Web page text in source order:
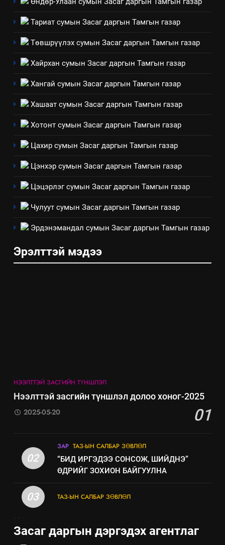
“Шинэтгэлээр түүчээлсэн
зохион байгуулах арга
хэмжээний төлөвлөгөө
6
Санхүүгийн тайланд хийсэн
аудитын дүгнэлт
7
байгаа хууль тогтоомж
ИЛ ТОД БАЙДАЛ
8
Мэдээлэл хариуцагчийн
үйлдвэрлэл, үйлчилгээ,
технологийн хүн, мал, амьтны
эрүүл мэнд, байгаль орчинд
ИЛ ТОД БАЙДАЛ
Тариат сумын Засаг даргын Тамгын газар
Төвшрүүлэх сумын Засаг даргын Тамгын газар
Хайрхан сумын Засаг даргын Тамгын газар
Хангай сумын Засаг даргын Тамгын газар
Хашаат сумын Засаг даргын Тамгын газар
Хотонт сумын Засаг даргын Тамгын газар
Цахир сумын Засаг даргын Тамгын газар
Цэнхэр сумын Засаг даргын Тамгын газар
Цэцэрлэг сумын Засаг даргын Тамгын газар
Чулуут сумын Засаг даргын Тамгын газар
Эрдэнэмандал сумын Засаг даргын Тамгын газар
Эрэлттэй мэдээ
НЭЭЛТТЭЙ ЗАСГИЙН ТҮНШЛЭЛ
Нээлттэй засгийн түншлэл долоо хоног-2025
01
2025-05-20
02
ЗАР ТАЗ-ЫН САЛБАР ЗӨВЛӨЛ
“БИД ИРГЭДЭЭ СОНСОЖ, ШИЙДНЭ”
ӨДРИЙГ ЗОХИОН БАЙГУУЛНА
03 ТАЗ-ЫН САЛБАР ЗӨВЛӨЛ
. .
Засаг даргын дэргэдэх агентлаг
“Шинэтгэлээр түүчээлсэн
салбар зөвлөл” аяны хүрээнд
6
аудитын дүгнэлт